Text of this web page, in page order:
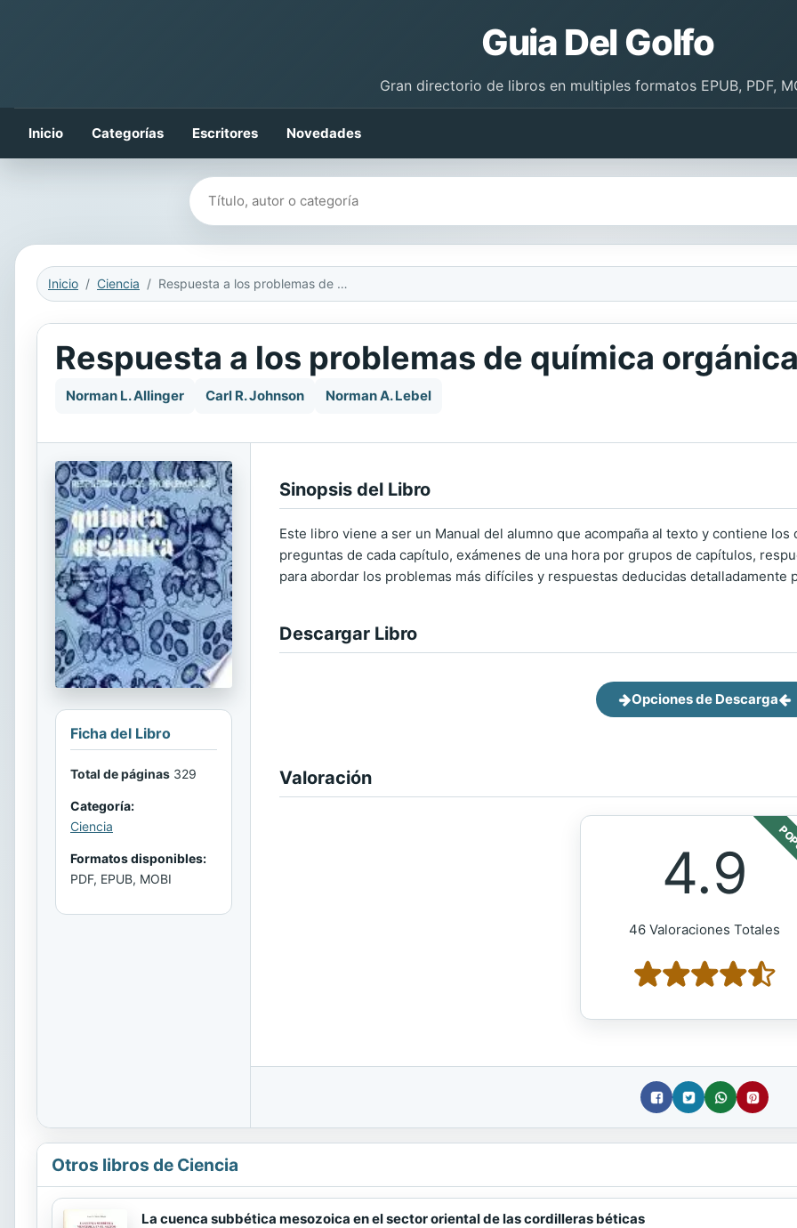
Guia Del Golfo
Gran directorio de libros en multiples formatos EPUB, PDF,
Inicio Categorías Escritores Novedades
Buscar libros
Inicio Ciencia Respuesta a los problemas de química orgánica
Respuesta a los problemas de química
Norman L. Allinger Carl R. Johnson Norman A. Lebel
Ficha del Libro
Total de páginas 329
Categoría:
Ciencia
Formatos disponibles:
PDF, EPUB, MOBI
Sinopsis del Libro
Este libro viene a ser un Manual del alumno que acompaña al texto y contiene
preguntas de cada capítulo, exámenes de una hora por grupos de capítulos,
para abordar los problemas más difíciles y respuestas deducidas detalladamente
Descargar Libro
Opciones de Descarga
Valoración
4.9
46 Valoraciones Totales
Otros libros de Ciencia
La cuenca subbética mesozoica en el sector oriental de las cordilleras béticas